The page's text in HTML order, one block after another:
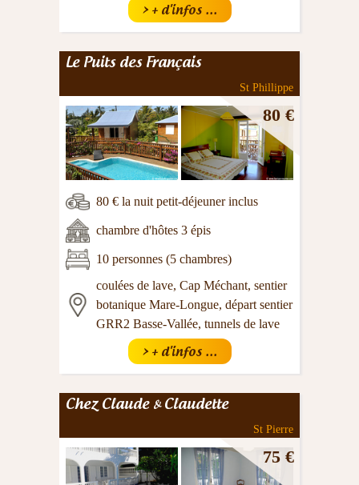
> + d'infos ...
Le Puits des Français
St Phillippe
80 €
80 € la nuit petit-déjeuner inclus
chambre d'hôtes 3 épis
10 personnes (5 chambres)
coulées de lave, Cap Méchant, sentier
botanique Mare-Longue, départ sentier
GRR2 Basse-Vallée, tunnels de lave
> + d'infos ...
Chez Claude & Claudette
St Pierre
75 €